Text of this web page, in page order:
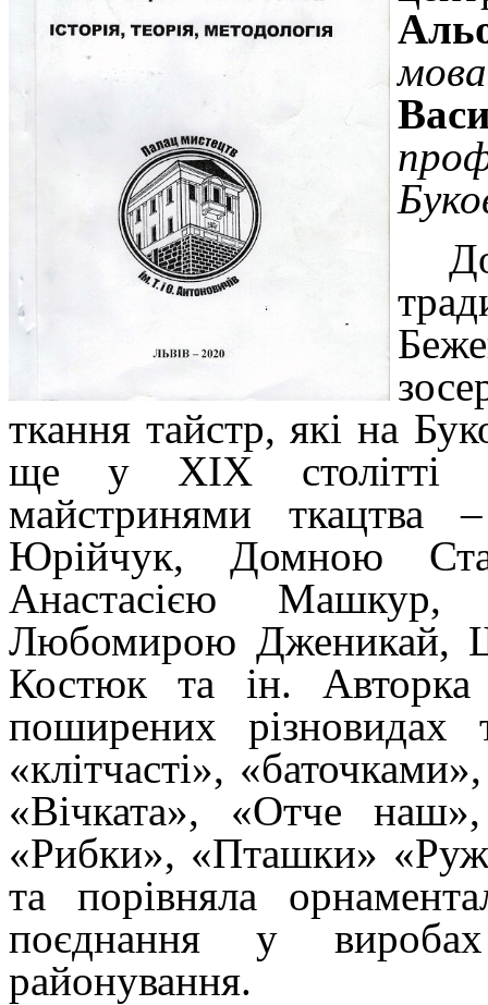
ткання тайстр, які на
ще у ХІХ столітті
майстринями
Юрійчук, Домною
Анастасією Машкур,
Любомирою Дженикай,
Костюк та ін. Авторка
поширених різновидах
«клітчасті»,
«Вічката», «Отче
«Рибки», «Пташки»
та порівняла
поєднання у
районування.